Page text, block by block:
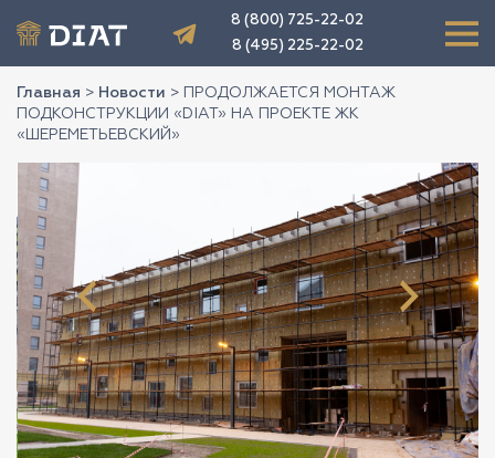
8 (800) 725-22-02
8 (495) 225-22-02
Главная > Новости >
ПРОДОЛЖАЕТСЯ МОНТАЖ
ПОДКОНСТРУКЦИИ «DIAT» НА ПРОЕКТЕ ЖК
«ШЕРЕМЕТЬЕВСКИЙ»